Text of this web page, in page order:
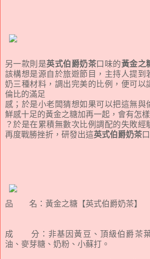
另一款則是英式伯爵奶茶口味的黃金之
該構想是源自於旅遊節目，主持人提到
奶三種材料，調出完美的比例，便可以
倫比的滿足
感；於是小老闆猜想如果可以把這無與
鮮感十足的黃金之糖加再一起，會有怎
？於是在累積無數次比例調配的失敗經
再度戰勝挫折，研發出這英式伯爵奶茶
品 名：黃金之糖【英式伯爵奶茶】
成 分：非基因黃豆、頂級伯爵茶葉
油、麥芽糖、奶粉、小蘇打。